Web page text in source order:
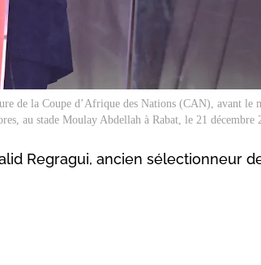
de la Coupe d’Afrique des Nations (CAN), avant le
au stade Moulay Abdellah à Rabat, le 21 décembre
Regragui, ancien sélectionneur